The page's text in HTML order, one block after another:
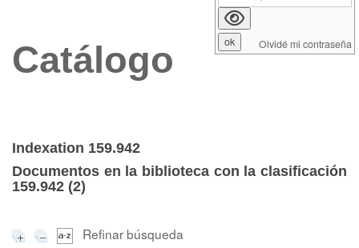
Catálogo
Indexation 159.942
Documentos en la biblioteca con la clasificación
159.942 (2)
Refinar búsqueda
Olvidé mi contraseña